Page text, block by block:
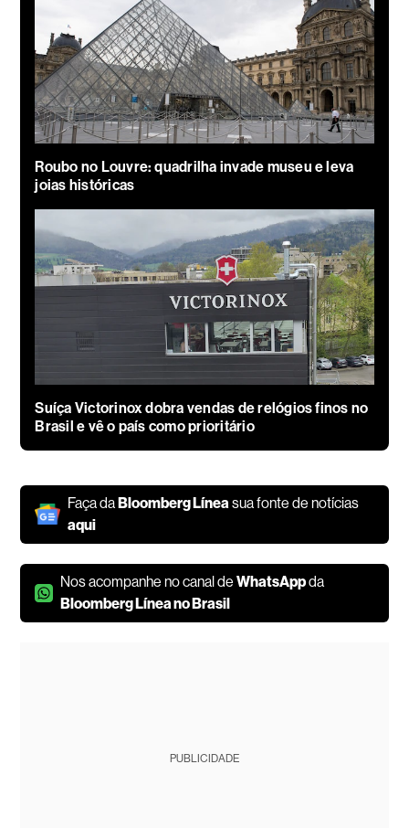
Roubo no Louvre: quadrilha invade museu e leva
joias históricas
Suíça Victorinox dobra vendas de relógios finos no
Brasil e vê o país como prioritário
Faça daBloomberg Línea sua fonte de notícias
aqui
Nos acompanhe no canal deWhatsAppda
Bloomberg Línea no Brasil
PUBLICIDADE